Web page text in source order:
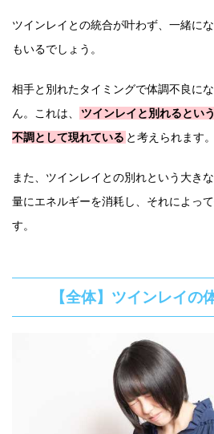
ツインレイとの統合が叶わず、一緒に
もいるでしょう。
相手と別れたタイミングで体調不良に
ん。これは、
ツインレイと別れるとい
不調として現れている と考えられます。
また、ツインレイとの別れという大き
量にエネルギーを消耗し、それによっ
す。
【全体】ツインレイの